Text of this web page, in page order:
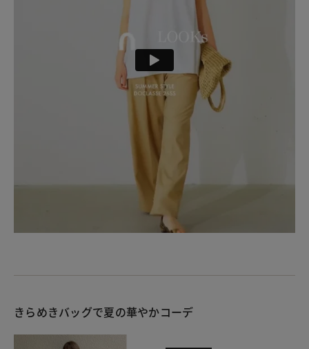
きらめきバッグで夏の華やかコーデ